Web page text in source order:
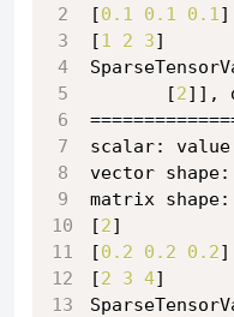
[0.1 0.1 0.1 ]
[1 2 3]
       [
2]],
scalar:
vector
matrix
[2]
[0.2 0.2 0.2]
[2 3 4]